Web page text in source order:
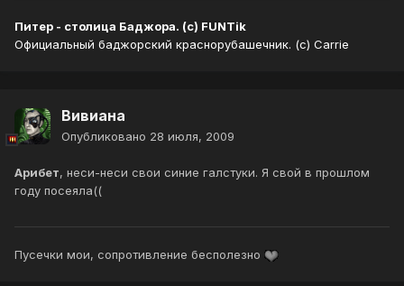
Питер - столица Баджора. (с) FUNTik
Официальный баджорский краснорубашечник. (с) Carrie
Вивиана
Опубликовано 28 июля, 2009
Арибет, неси-неси свои синие галстуки. Я свой в прошлом
году посеяла((
Пусечки мои, сопротивление бесполезно